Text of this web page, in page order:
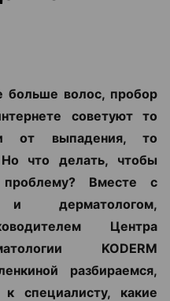
больше волос, пробор
советуют то
от выпадения, то
что делать, чтобы
проблему? Вместе с
и дерматологом,
Центра
KODERM
разбираемся,
специалисту, какие